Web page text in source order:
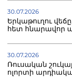
30.07.2026
Երկաթուղու
հետ հնարավոր
30.07.2026
Ռուսական
ոլորտի